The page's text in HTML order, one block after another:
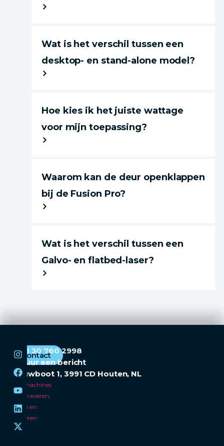
Wat is het verschil tussen een
desktop- en stand-alone model?
Hoe kies ik het juiste wattage
voor mijn toepassing?
Waarom kan de deur openklappen
bij de Fusion Pro?
Wat is het verschil tussen een
Galvo- en flatbed-laser?
Contact
+31 30 760 2998
Stuur een bericht
Duwboot 1, 3991 CD Houten, NL